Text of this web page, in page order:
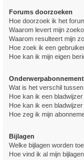
Forums doorzoeken
Hoe doorzoek ik het
Waarom levert mijn
Waarom resulteert mijn
Hoe zoek ik een
Hoe kan ik mijn eigen
Wat is het verschil
Hoe kan ik een
Hoe kan ik een
Hoe zeg ik mijn
Bijlagen
Welke bijlagen worden
Hoe vind ik al mijn